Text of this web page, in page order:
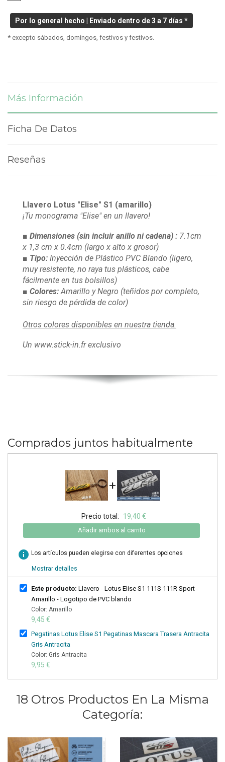
Por lo general hecho | Enviado dentro de 3 a 7 días *
* excepto sábados, domingos, festivos y festivos.
Más Información
Ficha De Datos
Reseñas
Llavero Lotus "Elise" S1 (amarillo)
¡Tu monograma "Elise" en un llavero!
■ Dimensiones (sin incluir anillo ni cadena) : 7.1cm
x 1,3 cm x 0.4cm (largo x alto x grosor)
■ Tipo: Inyección de Plástico PVC Blando (ligero,
muy resistente, no raya tus plásticos, cabe
fácilmente en tus bolsillos)
■ Colores: Amarillo y Negro (teñidos por completo,
sin riesgo de pérdida de color)
Otros colores disponibles en nuestra tienda.
Un www.stick-in.fr exclusivo
Comprados juntos habitualmente
+
Precio total: 19,40 €
Añadir ambos al carrito
info Los artículos pueden elegirse con diferentes opciones
Mostrar detalles
Este producto: Llavero - Lotus Elise S1 111S 111R Sport -
Amarillo - Logotipo de PVC blando
Color: Amarillo
9,45 €
Pegatinas Lotus Elise S1 Pegatinas Mascara Trasera Antracita
Gris Antracita
Color: Gris Antracita
9,95 €
18 Otros Productos En La Misma
Categoría: